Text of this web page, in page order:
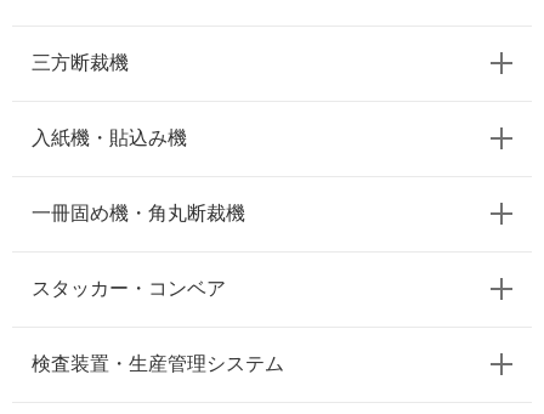
三方断裁機
入紙機・貼込み機
一冊固め機・角丸断裁機
スタッカー・コンベア
検査装置・生産管理システム